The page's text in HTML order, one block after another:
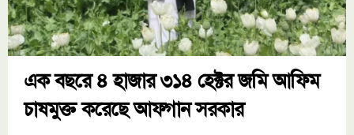
এক বছরে ৪ হাজার ৩১৪ হেক্টর জমি আফিম
চাষমুক্ত করেছে আফগান সরকার